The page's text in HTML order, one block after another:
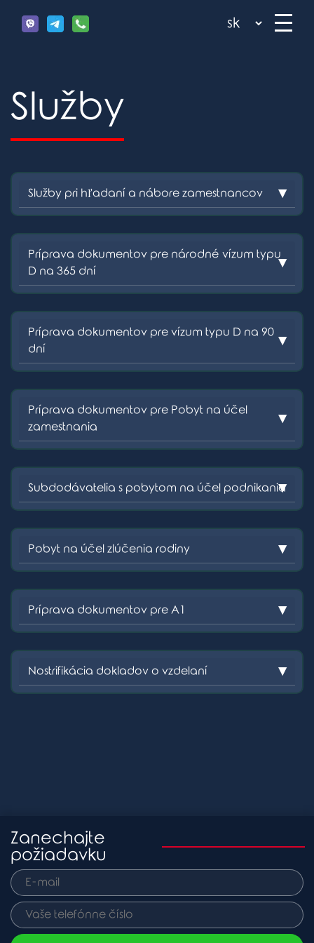
Služby
Služby pri hľadaní a nábore zamestnancov
Príprava dokumentov pre národné vízum typu
D na 365 dní
Príprava dokumentov pre vízum typu D na 90
dní
Príprava dokumentov pre Pobyt na účel
zamestnania
Subdodávatelia s pobytom na účel podnikania
Pobyt na účel zlúčenia rodiny
Príprava dokumentov pre A1
Nostrifikácia dokladov o vzdelaní
Zanechajte
požiadavku